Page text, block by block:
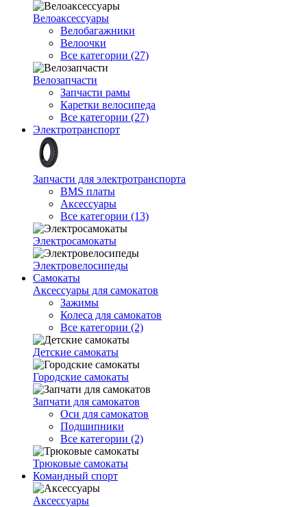
Велоаксессуары
Велобагажники
Велоочки
Все категории (27)
Велозапчасти
Запчасти рамы
Каретки велосипеда
Все категории (27)
Электротранспорт
Запчасти для электротранспорта
BMS платы
Аксессуары
Все категории (13)
Электросамокаты
Электровелосипеды
Самокаты
Аксессуары для самокатов
Зажимы
Колеса для самокатов
Все категории (2)
Детские самокаты
Городские самокаты
Запчати для самокатов
Оси для самокатов
Подшипники
Все категории (2)
Трюковые самокаты
Командный спорт
Аксессуары